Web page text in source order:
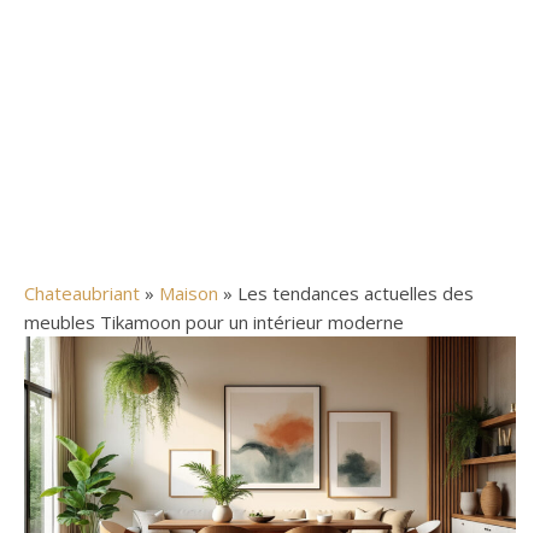
Chateaubriant » Maison » Les tendances actuelles des
meubles Tikamoon pour un intérieur moderne